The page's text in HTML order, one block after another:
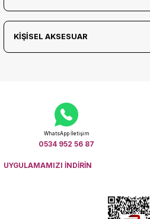
KİŞİSEL AKSESUAR
WhatsApp İletişim
0534 952 56 87
UYGULAMAMIZI İNDİRİN